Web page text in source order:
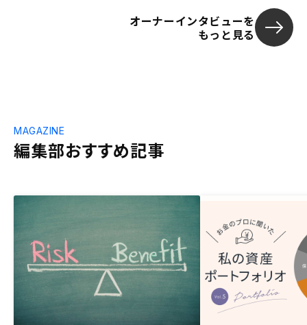
オーナーインタビューを
もっと見る
編集部おすすめ記事
MAGAZINE